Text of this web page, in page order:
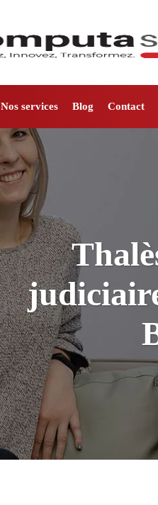
Nos services Blog Contact